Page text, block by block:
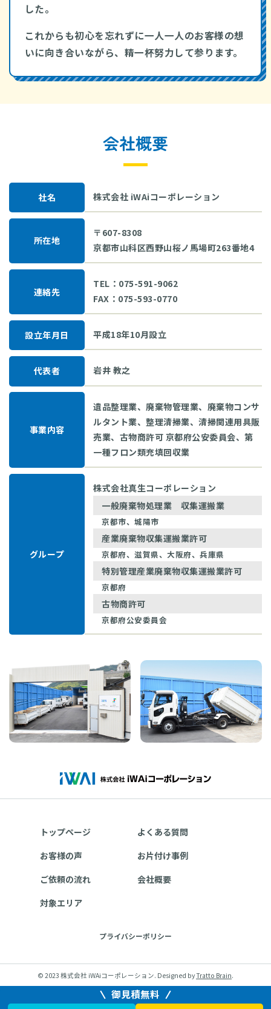
した。
これからも初心を忘れずに一人一人のお客様の想
いに向き合いながら、精一杯努力して参ります。
会社概要
社名 株式会社 iWAiコーポレーション
所在地
〒607-8308
京都市山科区西野山桜ノ馬場町263番地4
連絡先
TEL：075-591-9062
FAX：075-593-0770
設立年月日 平成18年10月設立
代表者 岩井 教之
事業内容
遺品整理業、廃棄物管理業、廃棄物コンサ
ルタント業、整理清掃業、清掃関連用具販
売業、古物商許可 京都府公安委員会、第
一種フロン類充填回収業
グループ
株式会社真生コーポレーション
一般廃棄物処理業 収集運搬業
京都市、城陽市
産業廃棄物収集運搬業許可
京都府、滋賀県、大阪府、兵庫県
特別管理産業廃棄物収集運搬業許可
京都府
古物商許可
京都府公安委員会
御見積無料
トップページ
よくある質問
お客様の声
お片付け事例
ご依頼の流れ
会社概要
対象エリア
プライバシーポリシー
© 2023 株式会社 iWAiコーポレーション. Designed byTratto Brain.